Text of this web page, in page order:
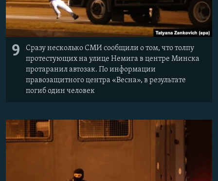
9
Сразу несколько СМИ сообщили о том, что толпу
протестующих на улице Немига в центре Минска
протаранил автозак. По информации
правозащитного центра «Весна», в результате
погиб один человек